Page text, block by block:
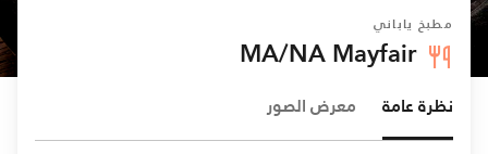
مطبخ ياباني
MA/NA Mayfair
نظرة عامة معرض الصور